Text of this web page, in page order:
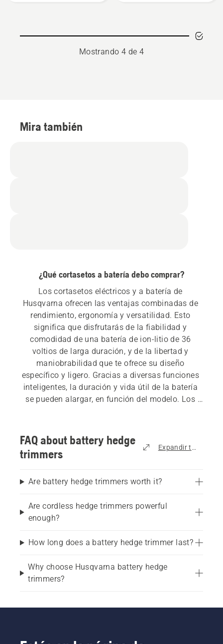
Mostrando 4 de 4
Mira también
¿Qué cortasetos a batería debo comprar?
Los cortasetos eléctricos y a batería de
Husqvarna ofrecen las ventajas combinadas de
rendimiento, ergonomía y versatilidad. Esto
significa que disfrutarás de la fiabilidad y
comodidad de una batería de ion-litio de 36
voltios de larga duración, y de la libertad y
maniobrabilidad que te ofrece su diseño
específico y ligero. Gracias a diversas funciones
inteligentes, la duración y vida útil de la batería
se pueden alargar, en función del modelo. Los
con cables. Nuestra gama de cortasetos
eléctricos y a batería incluye cortasetos
extensibles, así como modelos para corte grueso
producto adecuado para la aplicación
cortasetos.
FAQ about battery hedge
trimmers
Expandir todo
Are battery hedge trimmers worth it?
Are cordless hedge trimmers powerful
enough?
How long does a battery hedge trimmer last?
Why choose Husqvarna battery hedge
trimmers?